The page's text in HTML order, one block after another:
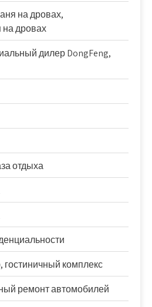
на дровах,
дровах
дилер DongFeng,
отдыха
комплекс
ремонт автомобилей